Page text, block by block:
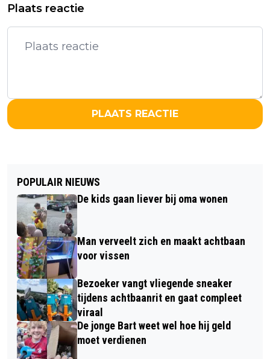
Plaats reactie
PLAATS REACTIE
POPULAIR NIEUWS
De kids gaan liever bij oma wonen
Man verveelt zich en maakt achtbaan
voor vissen
Bezoeker vangt vliegende sneaker
tijdens achtbaanrit en gaat compleet
viraal
De jonge Bart weet wel hoe hij geld
moet verdienen